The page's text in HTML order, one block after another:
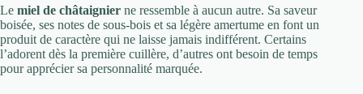
Le miel de châtaignier ne ressemble à aucun autre. Sa saveur
boisée, ses notes de sous-bois et sa légère amertume en font un
produit de caractère qui ne laisse jamais indifférent. Certains
l’adorent dès la première cuillère, d’autres ont besoin de temps
pour apprécier sa personnalité marquée.